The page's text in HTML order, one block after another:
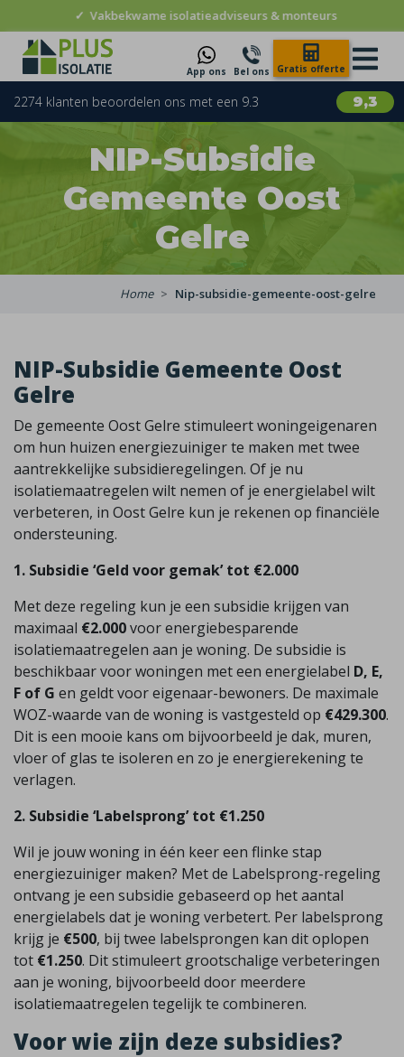
✓ Vakbekwame isolatieadviseurs & monteurs
App ons Bel ons Gratis offerte
9,3
2274 klanten beoordelen ons met een 9.3
NIP-Subsidie
Gemeente Oost
Gelre
Home Nip-subsidie-gemeente-oost-gelre
NIP-Subsidie Gemeente Oost
Gelre
De gemeente Oost Gelre stimuleert woningeigenaren
om hun huizen energiezuiniger te maken met twee
aantrekkelijke subsidieregelingen. Of je nu
isolatiemaatregelen wilt nemen of je energielabel wilt
verbeteren, in Oost Gelre kun je rekenen op financiële
ondersteuning.
1. Subsidie ‘Geld voor gemak’ tot €2.000
Met deze regeling kun je een subsidie krijgen van
maximaal €2.000voor energiebesparende
isolatiemaatregelen aan je woning. De subsidie is
beschikbaar voor woningen met een energielabel D, E,
F of G en geldt voor eigenaar-bewoners. De maximale
WOZ-waarde van de woning is vastgesteld op €429.300.
Dit is een mooie kans om bijvoorbeeld je dak, muren,
vloer of glas te isoleren en zo je energierekening te
verlagen.
2. Subsidie ‘Labelsprong’ tot €1.250
Wil je jouw woning in één keer een flinke stap
energiezuiniger maken? Met de Labelsprong-regeling
ontvang je een subsidie gebaseerd op het aantal
energielabels dat je woning verbetert. Per labelsprong
krijg je €500, bij twee labelsprongen kan dit oplopen
tot €1.250. Dit stimuleert grootschalige verbeteringen
aan je woning, bijvoorbeeld door meerdere
isolatiemaatregelen tegelijk te combineren.
Voor wie zijn deze subsidies?